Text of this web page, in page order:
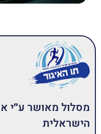
מסלול מאושר ע״י
הישראלית